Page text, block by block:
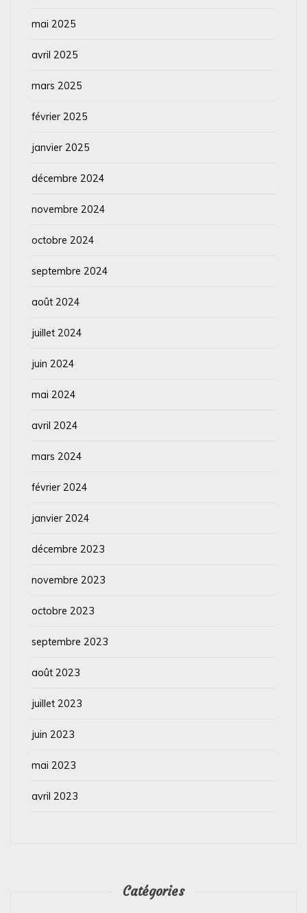
mai 2025
avril 2025
mars 2025
février 2025
janvier 2025
décembre 2024
novembre 2024
octobre 2024
septembre 2024
août 2024
juillet 2024
juin 2024
mai 2024
avril 2024
mars 2024
février 2024
janvier 2024
décembre 2023
novembre 2023
octobre 2023
septembre 2023
août 2023
juillet 2023
juin 2023
mai 2023
avril 2023
Catégories